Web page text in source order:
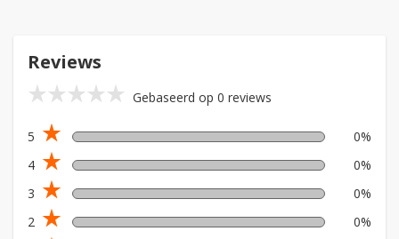
Reviews
star_ratestar_ratestar_ratestar_ratestar_rate Gebaseerd op 0 reviews
5 star_rate
0%
4 star_rate
0%
3 star_rate
0%
2 star_rate 0%